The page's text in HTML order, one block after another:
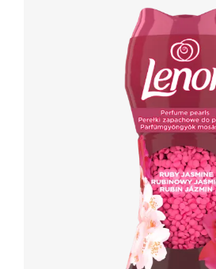
Finish Violeta
Népszerű keresések
ariel lenor finish